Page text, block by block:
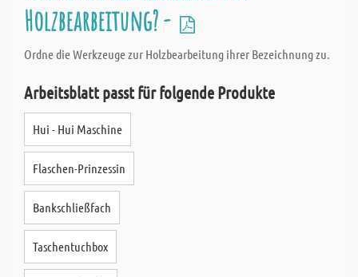
Holzbearbeitung? -
Ordne die Werkzeuge zur Holzbearbeitung ihrer Bezeichnung zu.
Arbeitsblatt passt für folgende Produkte
Hui - Hui Maschine
Flaschen-Prinzessin
Bankschließfach
Taschentuchbox